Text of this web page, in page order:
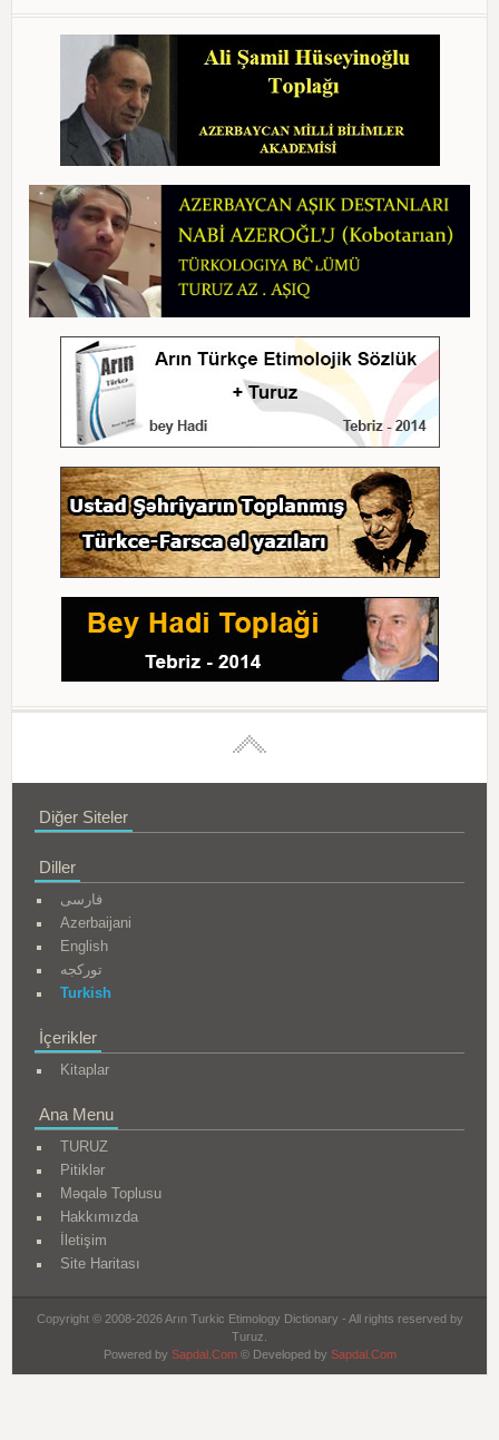
Diğer Siteler
Diller
فارسی
Azerbaijani
English
تورکجه
Turkish
İçerikler
Kitaplar
Ana Menu
TURUZ
Pitiklər
Məqalə Toplusu
Hakkımızda
İletişim
Site Haritası
Copyright © 2008-2026 Arın Turkic Etimology Dictionary - All rights reserved by
Turuz.
Powered by Sapdal.Com© Developed by Sapdal.Com